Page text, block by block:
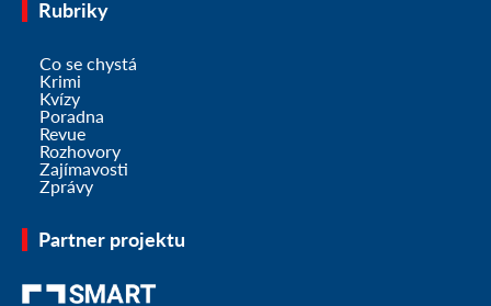
Rubriky
Co se chystá
Krimi
Kvízy
Poradna
Revue
Rozhovory
Zajímavosti
Zprávy
Partner projektu